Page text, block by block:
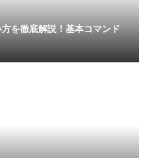
を徹底解説！基本コマンド